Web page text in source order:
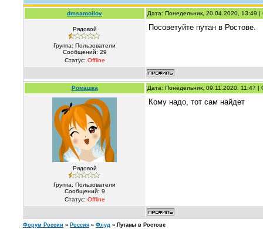
dmsamoilov Дата: Понедельник, 20.04.2020, 13:49
Рядовой
Группа: Пользователи
Сообщений: 29
Статус: Offline
Посоветуйте путан в Ростове.
Ромашка Дата: Понедельник, 09.11.2020, 11:47
Рядовой
Группа: Пользователи
Сообщений: 9
Статус: Offline
Кому надо, тот сам найдет
Форум России » Россия » Флуд » Путаны в Ростове